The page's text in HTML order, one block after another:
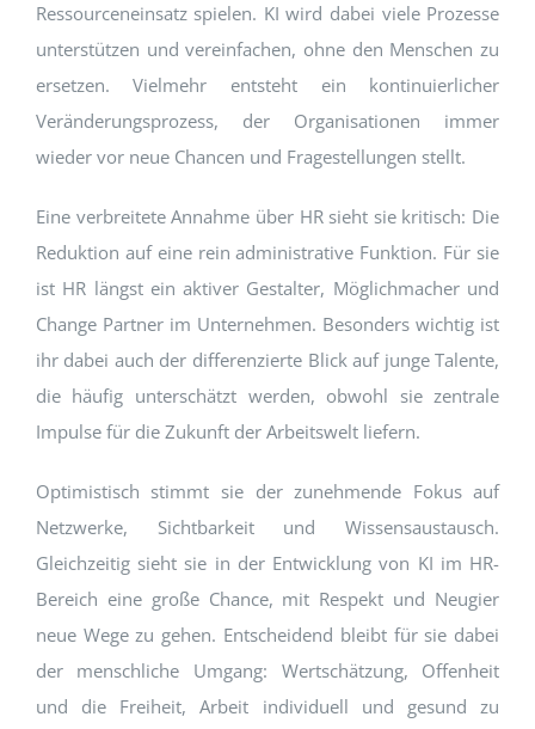
Ressourceneinsatz spielen. KI wird dabei viele Prozesse
unterstützen und vereinfachen, ohne den Menschen zu
ersetzen. Vielmehr entsteht ein kontinuierlicher
Veränderungsprozess, der Organisationen immer
wieder vor neue Chancen und Fragestellungen stellt.
Eine verbreitete Annahme über HR sieht sie kritisch: Die
Reduktion auf eine rein administrative Funktion. Für sie
ist HR längst ein aktiver Gestalter, Möglichmacher und
Change Partner im Unternehmen. Besonders wichtig ist
ihr dabei auch der differenzierte Blick auf junge Talente,
die häufig unterschätzt werden, obwohl sie zentrale
Impulse für die Zukunft der Arbeitswelt liefern.
Optimistisch stimmt sie der zunehmende Fokus auf
Netzwerke, Sichtbarkeit und Wissensaustausch.
Gleichzeitig sieht sie in der Entwicklung von KI im HR-
Bereich eine große Chance, mit Respekt und Neugier
neue Wege zu gehen. Entscheidend bleibt für sie dabei
der menschliche Umgang: Wertschätzung, Offenheit
und die Freiheit, Arbeit individuell und gesund zu